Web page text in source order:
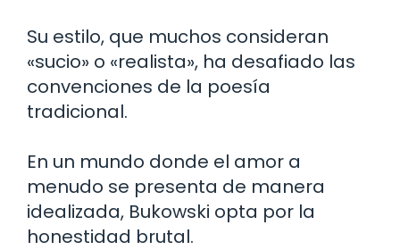
Su estilo, que muchos consideran
«sucio» o «realista», ha desafiado las
convenciones de la poesía
tradicional.
En un mundo donde el amor a
menudo se presenta de manera
idealizada, Bukowski opta por la
honestidad brutal.